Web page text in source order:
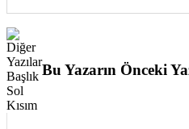
Bu Yazarın Önceki